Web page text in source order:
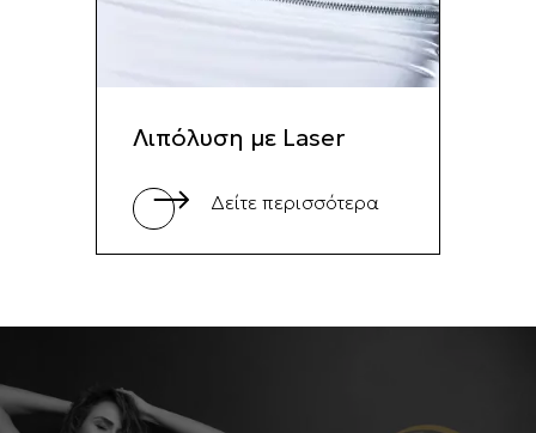
Λιπόλυση με Laser
Δείτε περισσότερα